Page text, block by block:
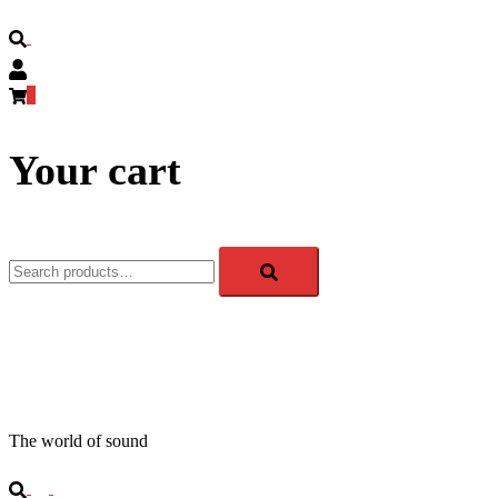
Search
Your cart
Search
for:
The world of sound
Search